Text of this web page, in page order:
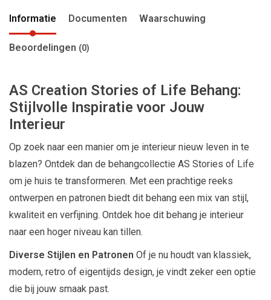
Informatie Documenten Waarschuwing
Beoordelingen (0)
AS Creation Stories of Life Behang:
Stijlvolle Inspiratie voor Jouw
Interieur
Op zoek naar een manier om je interieur nieuw leven in te
blazen? Ontdek dan de behangcollectie AS Stories of Life
om je huis te transformeren. Met een prachtige reeks
ontwerpen en patronen biedt dit behang een mix van stijl,
kwaliteit en verfijning. Ontdek hoe dit behang je interieur
naar een hoger niveau kan tillen.
Diverse Stijlen en Patronen Of je nu houdt van klassiek,
modern, retro of eigentijds design, je vindt zeker een optie
die bij jouw smaak past.